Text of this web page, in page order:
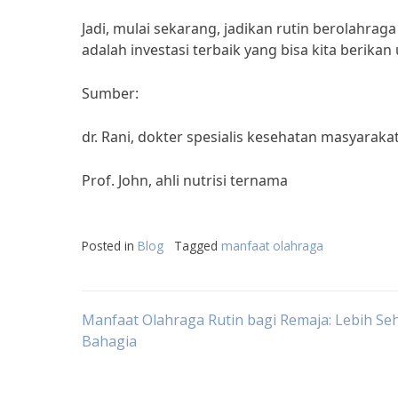
Jadi, mulai sekarang, jadikan rutin
adalah investasi terbaik yang bisa kita
Sumber:
dr. Rani, dokter spesialis kesehatan
Prof. John, ahli nutrisi ternama
Posted in Blog Tagged manfaat olahraga
Post
Manfaat Olahraga Rutin bagi Remaja: Lebih
Bahagia